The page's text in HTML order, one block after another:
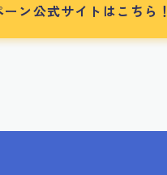
ン公式サイトはこちら！